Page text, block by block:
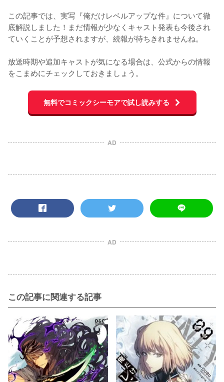
この記事では、実写『俺だけレベルアップな件』について徹
底解説しました！まだ情報が少なくキャスト発表も今後され
ていくことが予想されますが、続報が待ちきれませんね。
放送時期や追加キャストが気になる場合は、公式からの情報
をこまめにチェックしておきましょう。
無料でコミックシーモアで試し読みする
AD
AD
この記事に関連する記事